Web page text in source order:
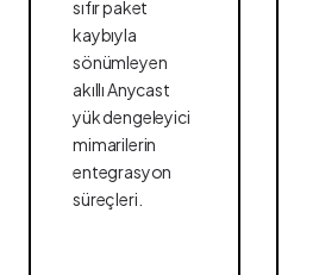
sıfır paket
kaybıyla
sönümleyen
akıllı Anycast
yük dengeleyici
mimarilerin
entegrasyon
süreçleri.